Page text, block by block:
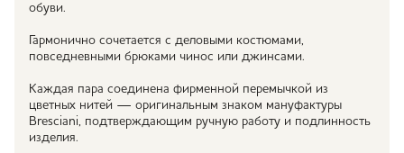
обуви.
Гармонично сочетается с деловыми костюмами,
повседневными брюками чинос или джинсами.
Каждая пара соединена фирменной перемычкой из
цветных нитей — оригинальным знаком мануфактуры
Bresciani, подтверждающим ручную работу и подлинность
изделия.